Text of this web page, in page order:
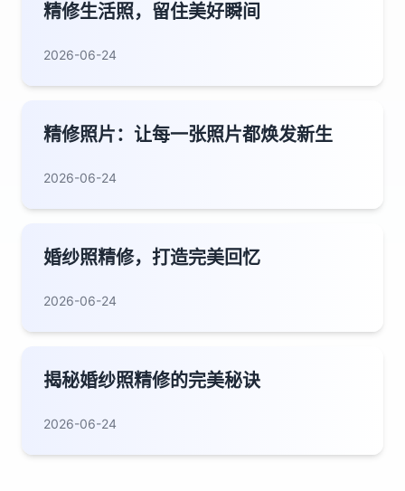
精修生活照，留住美好瞬间
2026-06-24
精修照片：让每一张照片都焕发新生
2026-06-24
婚纱照精修，打造完美回忆
2026-06-24
揭秘婚纱照精修的完美秘诀
2026-06-24